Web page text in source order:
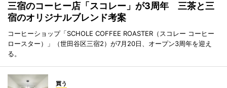
三宿のコーヒー店「スコレー」が3周年 三茶と三
宿のオリジナルブレンド考案
コーヒーショップ「SCHOLE COFFEE ROASTER（スコレー コーヒー
ロースター）」（世田谷区三宿2）が7月20日、オープン3周年を迎え
る。
買う